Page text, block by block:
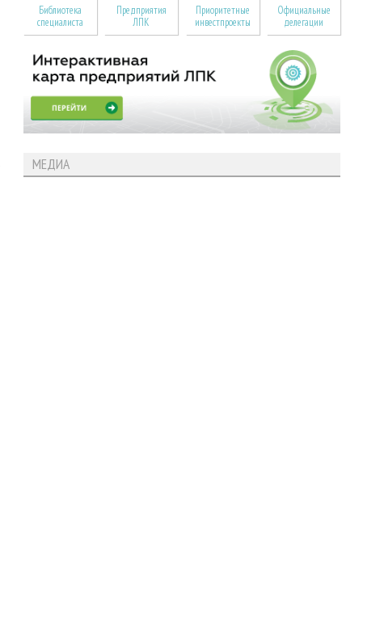
Библиотека
специалиста
Предприятия
ЛПК
Приоритетные
инвестпроекты
Официальные
делегации
МЕДИА